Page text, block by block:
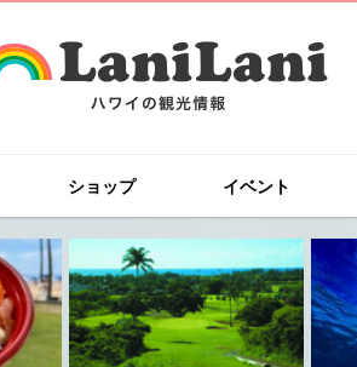
ショップ イベント